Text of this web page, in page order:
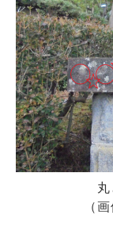
（